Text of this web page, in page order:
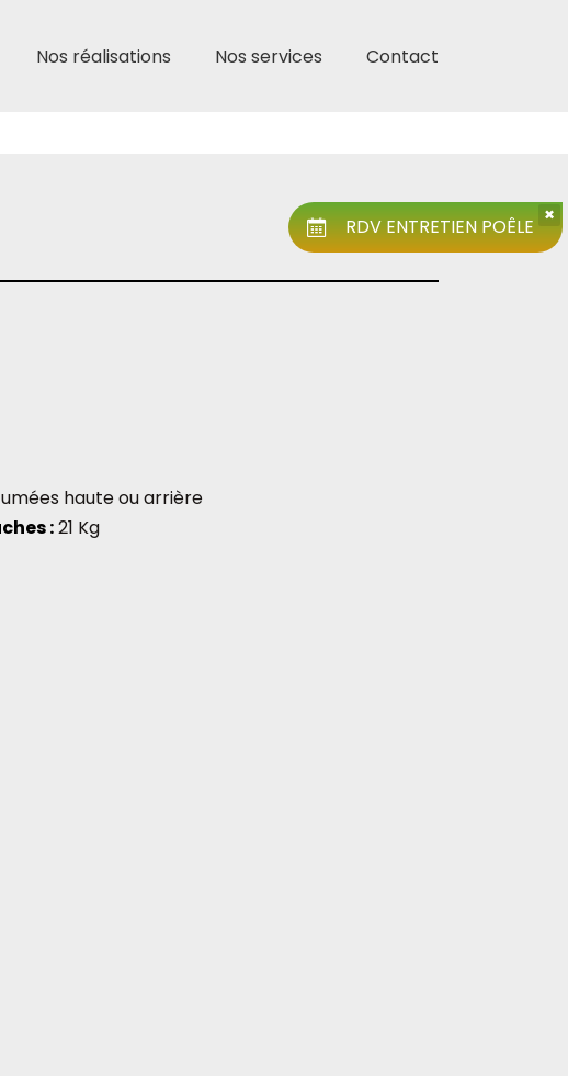
Nos réalisations Nos services Contact
haute ou arrière
:21 Kg
RDV ENTRETIEN POÊLE ×